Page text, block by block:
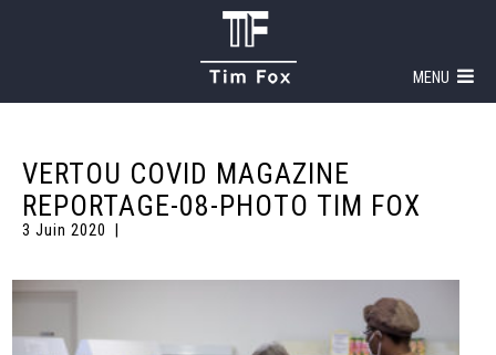
MENU
VERTOU COVID MAGAZINE
REPORTAGE-08-PHOTO TIM FOX
3 Juin 2020